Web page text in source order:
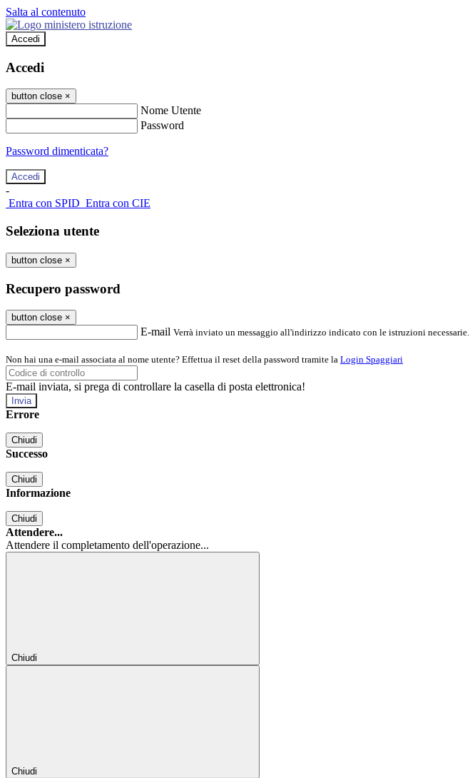
Salta al contenuto
Accedi
Accedi
button close ×
Nome Utente
Password
Password dimenticata?
-
Entra con SPID Entra con CIE
Seleziona utente
button close ×
Recupero password
button close ×
E-mail Verrà inviato un messaggio all'indirizzo indicato con le istruzioni necessarie.
Non hai una e-mail associata al nome utente? Effettua il reset della password tramite la Login Spaggiari
E-mail inviata, si prega di controllare la casella di posta elettronica!
Errore
Chiudi
Successo
Chiudi
Informazione
Chiudi
Attendere...
Attendere il completamento dell'operazione...
Chiudi
Chiudi